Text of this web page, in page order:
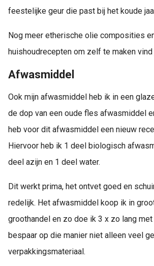
feestelijke geur die past bij het koude
Nog meer etherische olie composities
huishoudrecepten om zelf te maken vind
Afwasmiddel
Ook mijn afwasmiddel heb ik in een
de dop van een oude fles afwasmiddel
heb voor dit afwasmiddel een nieuw
Hiervoor heb ik 1 deel biologisch
deel azijn en 1 deel water.
Dit werkt prima, het ontvet goed en
redelijk. Het afwasmiddel koop ik in
groothandel en zo doe ik 3 x zo lang
bespaar op die manier niet alleen veel
verpakkingsmateriaal.